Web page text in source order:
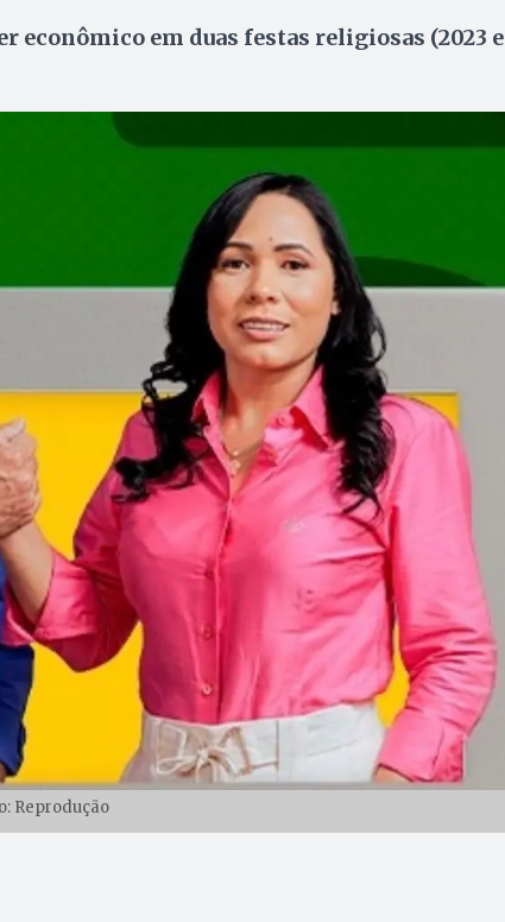
econômico em duas festas religiosas (2023 e
Reprodução